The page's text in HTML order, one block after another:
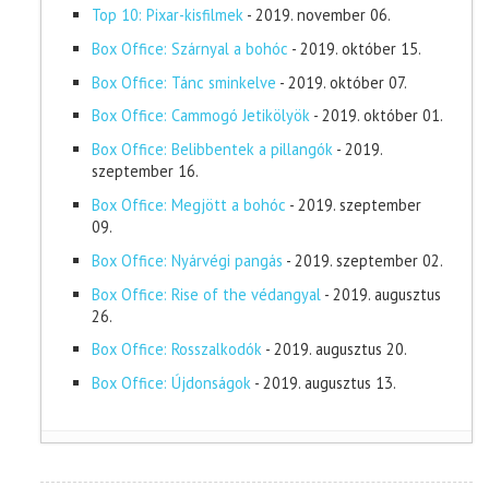
Top 10: Pixar-kisfilmek - 2019. november 06.
Box Office: Szárnyal a bohóc - 2019. október 15.
Box Office: Tánc sminkelve - 2019. október 07.
Box Office: Cammogó Jetikölyök - 2019. október 01.
Box Office: Belibbentek a pillangók - 2019.
szeptember 16.
Box Office: Megjött a bohóc - 2019. szeptember
09.
Box Office: Nyárvégi pangás - 2019. szeptember 02.
Box Office: Rise of the védangyal - 2019. augusztus
26.
Box Office: Rosszalkodók - 2019. augusztus 20.
Box Office: Újdonságok - 2019. augusztus 13.